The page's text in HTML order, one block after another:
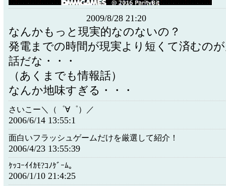
2009/8/28 21:20
なんかもっと現実的なのないの？
発電までの時間が現実より短くて済むの
話だな・・・
（あくまでも情報話）
なんか地味すぎる・・・
さいこー＼（゜∀゜）／
2006/6/14 13:55:1
面白いフラッシュゲームだけを厳選して紹介！
2006/4/23 13:55:39
ｹｯｺｰｲｲｶﾓ?ｺﾉｹﾞｰﾑ｡
2006/1/10 21:4:25